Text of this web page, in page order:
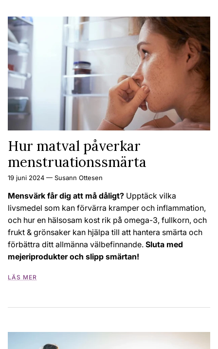
Hur matval påverkar
menstruationssmärta
19 juni 2024 — Susann Ottesen
Mensvärk får dig att må dåligt? Upptäck vilka
livsmedel som kan förvärra kramper och inflammation,
och hur en hälsosam kost rik på omega-3, fullkorn, och
frukt & grönsaker kan hjälpa till att hantera smärta och
förbättra ditt allmänna välbefinnande. Sluta med
mejeriprodukter och slipp smärtan!
LÄS MER